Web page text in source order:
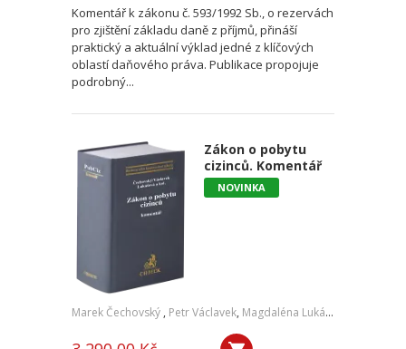
Komentář k zákonu č. 593/1992 Sb., o rezervách
pro zjištění základu daně z příjmů, přináší
praktický a aktuální výklad jedné z klíčových
oblastí daňového práva. Publikace propojuje
podrobný...
Zákon o pobytu
cizinců. Komentář
NOVINKA
Marek Čechovský , Petr Václavek, Magdaléna Lukášová